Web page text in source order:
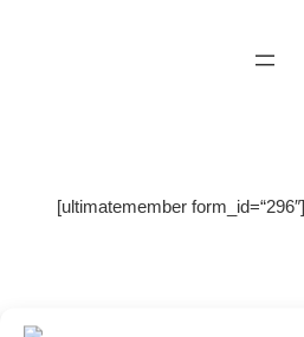
[ultimatemember form_id=“296″]